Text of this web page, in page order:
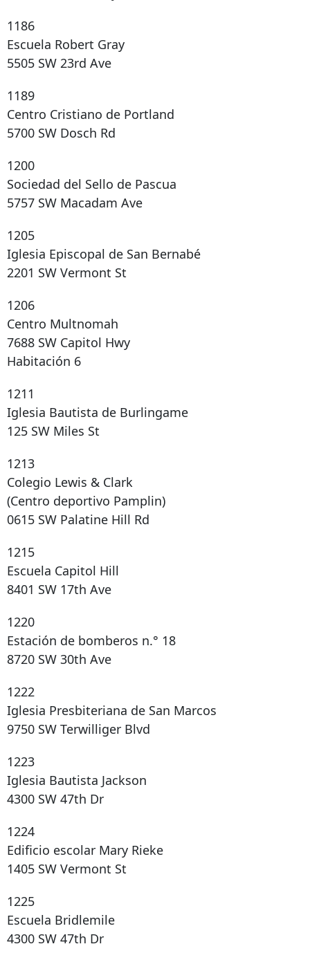
1186
Escuela Robert Gray
5505 SW 23rd Ave
1189
Centro Cristiano de Portland
5700 SW Dosch Rd
1200
Sociedad del Sello de Pascua
5757 SW Macadam Ave
1205
Iglesia Episcopal de San Bernabé
2201 SW Vermont St
1206
Centro Multnomah
7688 SW Capitol Hwy
Habitación 6
1211
Iglesia Bautista de Burlingame
125 SW Miles St
1213
Colegio Lewis & Clark
(Centro deportivo Pamplin)
0615 SW Palatine Hill Rd
1215
Escuela Capitol Hill
8401 SW 17th Ave
1220
Estación de bomberos n.° 18
8720 SW 30th Ave
1222
Iglesia Presbiteriana de San Marcos
9750 SW Terwilliger Blvd
1223
Iglesia Bautista Jackson
4300 SW 47th Dr
1224
Edificio escolar Mary Rieke
1405 SW Vermont St
1225
Escuela Bridlemile
4300 SW 47th Dr